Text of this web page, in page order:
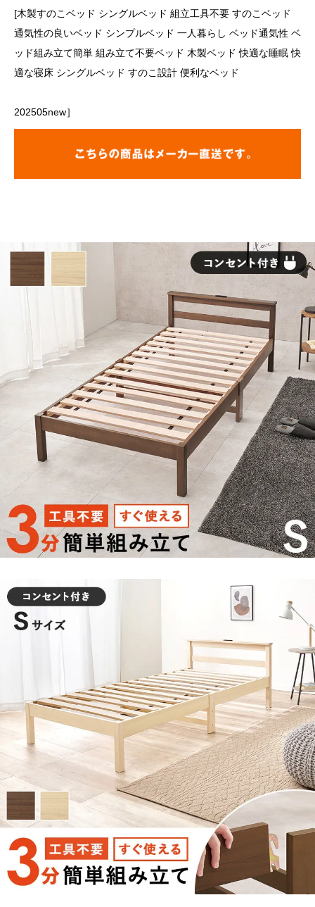
[木製すのこベッド シングルベッド 組立工具不要 すのこベッド
通気性の良いベッド シンプルベッド 一人暮らし ベッド通気性 ベ
ッド組み立て簡単 組み立て不要ベッド 木製ベッド 快適な睡眠 快
適な寝床 シングルベッド すのこ設計 便利なベッド
202505new］